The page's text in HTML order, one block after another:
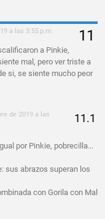
a las 3:55 p.m.
a Pinkie,
mal, pero ver triste a
si, se siente mucho peor
de 2019 a las
por Pinkie, pobrecilla...
sus abrazos superan los
con Gorila con Mal